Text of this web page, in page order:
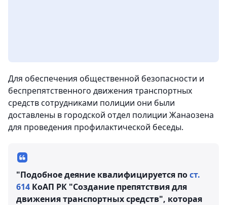
Для обеспечения общественной безопасности и
беспрепятственного движения транспортных
средств сотрудниками полиции они были
доставлены в городской отдел полиции Жанаозена
для проведения профилактической беседы.
"Подобное деяние квалифицируется пост.
614 КоАП РК "Создание препятствия для
движения транспортных средств", которая